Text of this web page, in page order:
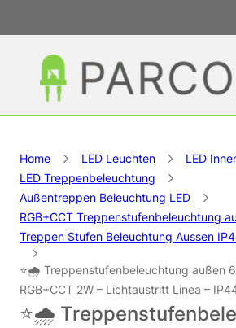
Home LED Leuchten
LED
LED Treppenbeleuchtung
Außentreppen Beleuchtung LED
RGB+CCT Treppenstufenbeleuchtung
Treppen Stufen Beleuchtung Aussen
⭐🌧️ Treppenstufenbeleuchtung außen
RGB+CCT 2W – Lichtaustritt Linea –
⭐🌧️